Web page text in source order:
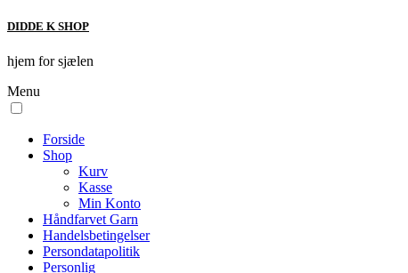
DIDDE K SHOP
hjem for sjælen
Menu
Forside
Shop
Kurv
Kasse
Min Konto
Håndfarvet Garn
Handelsbetingelser
Persondatapolitik
Personlig